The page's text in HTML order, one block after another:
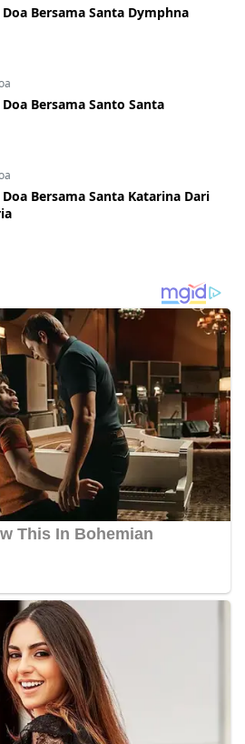
Bersama Santa Dymphna
Bersama Santo Santa
Bersama Santa Katarina Dari